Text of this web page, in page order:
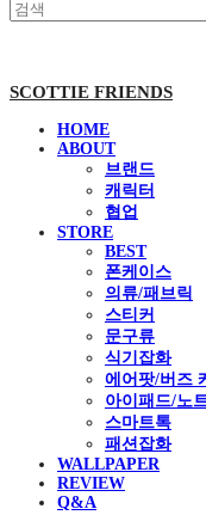
SCOTTIE FRIENDS
HOME
ABOUT
브랜드
캐릭터
협업
STORE
BEST
폰케이스
의류/패브릭
스티커
문구류
식기잡화
에어팟/버즈
아이패드/노
스마트톡
패션잡화
WALLPAPER
REVIEW
Q&A